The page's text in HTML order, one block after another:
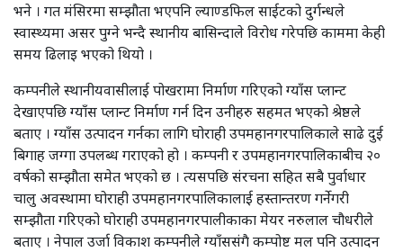
भने । गत मंसिरमा सम्झौता भएपनि ल्याण्डफिल साईटको दुर्गन्धले
स्वास्थ्यमा असर पुग्ने भन्दै स्थानीय बासिन्दाले विरोध गरेपछि काममा केही
समय ढिलाइ भएको थियो ।
कम्पनीले स्थानीयवासीलाई पोखरामा निर्माण गरिएको ग्याँस प्लान्ट
देखाएपछि ग्याँस प्लान्ट निर्माण गर्न दिन उनीहरु सहमत भएको श्रेष्ठले
बताए । ग्याँस उत्पादन गर्नका लागि घोराही उपमहानगरपालिकाले साढे दुई
बिगाह जग्गा उपलब्ध गराएको हो । कम्पनी र उपमहानगरपालिकाबीच २०
वर्षको सम्झौता समेत भएको छ । त्यसपछि संरचना सहित सबै पुर्वाधार
चालु अवस्थामा घोराही उपमहानगरपालिकालाई हस्तान्तरण गर्नेगरी
सम्झौता गरिएको घोराही उपमहानगरपालीकाका मेयर नरुलाल चौधरीले
बताए । नेपाल उर्जा विकाश कम्पनीले ग्याँससंगै कम्पोष्ट मल पनि उत्पादन